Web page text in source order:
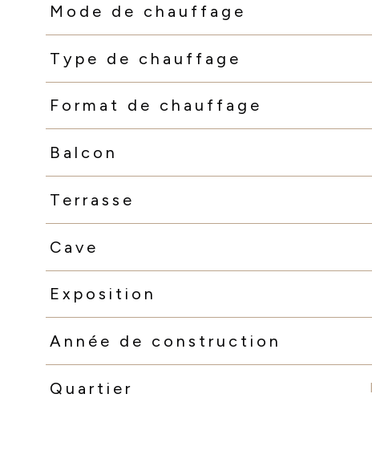
Mode de chauffage
Type de chauffage
Format de chauffage
Balcon
Terrasse
Cave
Exposition
Année de construction
Quartier